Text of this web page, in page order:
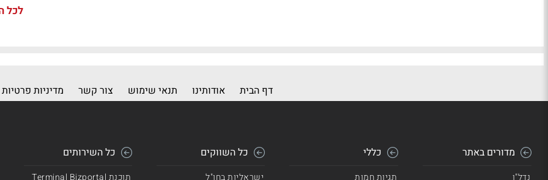
לכל
דף הבית אודותינו תנאי שימוש צור קשר מדיניות פרטיות
מדורים באתר
נדל"ן
כללי
תגיות חמות
כל השווקים
ישראליות בחו"ל
כל השירותים
תוכנת Terminal Bizportal